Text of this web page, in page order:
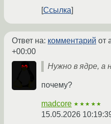
Ссылка
Ответ на: комментарий от
+00:00
Нужно в ядре, а
почему?
madcore ★★★★★
15.05.2026